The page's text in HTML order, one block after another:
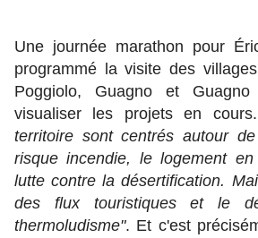
Une journée marathon pour
programmé la visite des
Poggiolo, Guagno et
visualiser les projets en
territoire sont centrés autour
risque incendie, le logement
lutte contre la désertification.
des flux touristiques et le
thermoludisme". Et c'est